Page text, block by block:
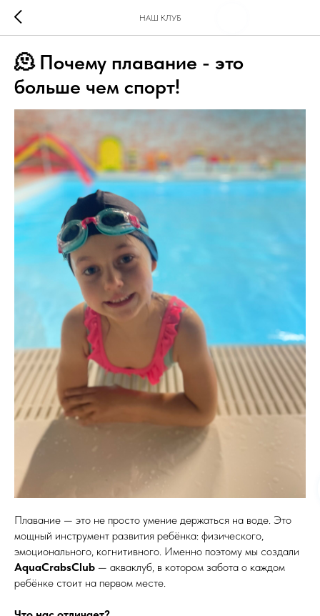
НАШ КЛУБ
🫠 Почему плавание - это
больше чем спорт!
Плавание — это не просто умение держаться на воде. Это
мощный инструмент развития ребёнка: физического,
эмоционального, когнитивного. Именно поэтому мы создали
AquaCrabsClub — акваклуб, в котором забота о каждом
ребёнке стоит на первом месте.